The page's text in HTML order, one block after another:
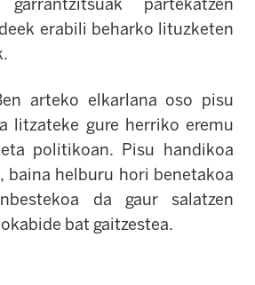
partekatzen
erabili beharko lituzketen
arteko elkarlana oso pisu
litzateke gure herriko eremu
politikoan. Pisu handikoa
baina helburu hori benetakoa
da gaur salatzen
bat gaitzestea.